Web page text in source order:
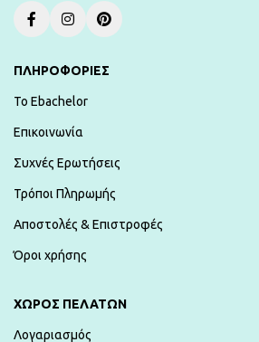
ΠΛΗΡΟΦΟΡΙΕΣ
To Ebachelor
Επικοινωνία
Συχνές Ερωτήσεις
Τρόποι Πληρωμής
Αποστολές & Επιστροφές
Όροι χρήσης
ΧΏΡΟΣ ΠΕΛΑΤΏΝ
Λογαριασμός